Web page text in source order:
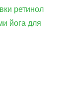
ретинол
йога для